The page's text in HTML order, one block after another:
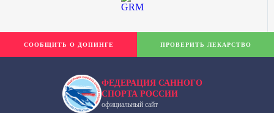
ФЕДЕРАЦИЯ САННОГО
СПОРТА РОССИИ
официальный сайт
СООБЩИТЬ О ДОПИНГЕ ПРОВЕРИТЬ ЛЕКАРСТВО